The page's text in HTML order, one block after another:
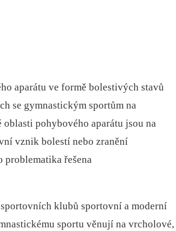
aparátu ve formě bolestivých stavů
se gymnastickým sportům na
pohybového aparátu jsou na
vznik bolestí nebo zranění
problematika řešena
klubů sportovní a moderní
sportu věnují na vrcholové,